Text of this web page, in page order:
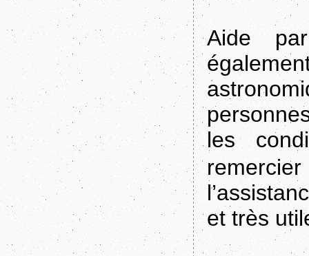
Aide
les
et très